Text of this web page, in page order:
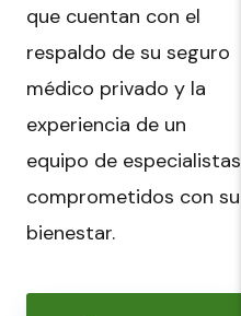
que cuentan con el
respaldo de su seguro
médico privado y la
experiencia de un
equipo de especialistas
comprometidos con su
bienestar.